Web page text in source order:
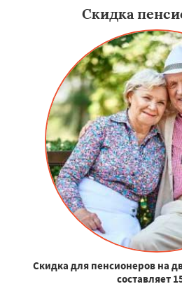
Скидка
Скидка для пенсионеров на
составляет